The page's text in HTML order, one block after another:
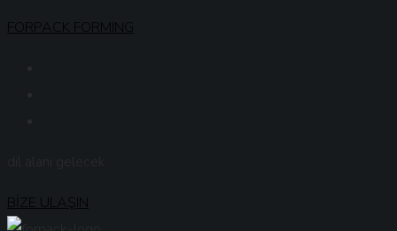
FORPACK FORMING
BİZE ULAŞIN